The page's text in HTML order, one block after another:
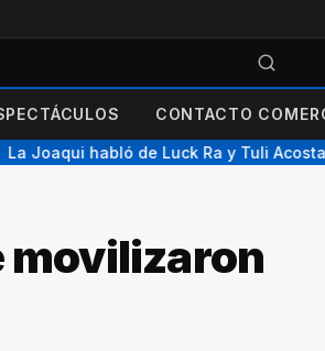
CONTACTO
Joaqui habló de Luck Ra y Tuli Acosta:
movilizaron